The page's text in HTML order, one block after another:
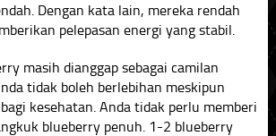
Dengan kata lain, mereka rendah
pelepasan energi yang stabil.
masih dianggap sebagai camilan
tidak boleh berlebihan meskipun
kesehatan. Anda tidak perlu memberi
blueberry penuh. 1-2 blueberry